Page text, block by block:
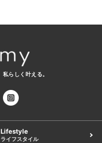
私らしく叶える。
Lifestyle
ライフスタイル